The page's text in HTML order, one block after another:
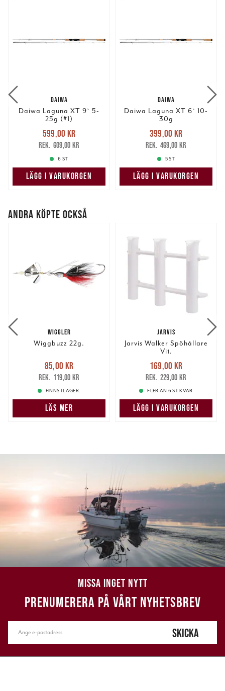
DAIWA
Daiwa Laguna XT 9` 5-
25g (#1)
Nuvarande pris
599,00 krTidigare pris
609,00 kr
599,00 kr
609,00 kr
6 ST
LÄGG I VARUKORGEN
DAIWA
Daiwa Laguna XT 6` 10-
30g
Nuvarande pris
399,00 krTidigare pris
469,00 kr
399,00 kr
469,00 kr
5 ST
LÄGG I VARUKORGEN
ANDRA KÖPTE OCKSÅ
WIGGLER
Wiggbuzz 22g.
Nuvarande pris
85,00 krTidigare pris
119,00 kr
85,00 kr
119,00 kr
FINNS I LAGER.
LÄS MER
JARVIS
Jarvis Walker Spöhållare
Vit.
Nuvarande pris
169,00 krTidigare pris
229,00 kr
169,00 kr
229,00 kr
FLER ÄN 6 ST KVAR
LÄGG I VARUKORGEN
MISSA INGET NYTT
PRENUMERERA PÅ VÅRT NYHETSBREV
SKICKA